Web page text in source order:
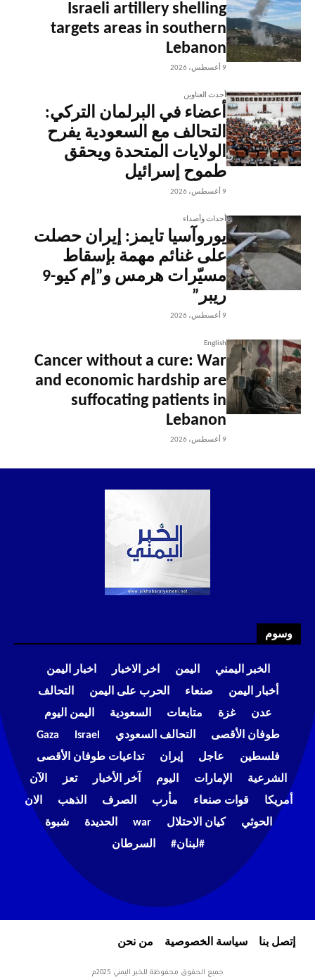
Israeli artillery shelling
targets areas in southern
Lebanon
9 أغسطس، 2026
أحدث العناوين
أعضاء في البرلمان التركي:
التحالف مع السعودية يفرح
الولايات المتحدة ويحقق
طموح إسرائيل
9 أغسطس، 2026
أحداث وأصداء
يوروآسيا تايمز: إيران حصلت
على غنائم مهمة بإسقاط
مسيّرات هرمس و”إم كيو-9
ريبر”
9 أغسطس، 2026
English
Cancer without a cure: War
and economic hardship are
suffocating patients in
Lebanon
9 أغسطس، 2026
وسوم
الخبر اليمني اليمن اخر الاخبار
اخبار اليمن
أخبار اليمن
صنعاء الحرب على اليمن
التحالف
عدن
غزة متابعات السعودية
اليمن اليوم
طوفان الأقصى
التحالف السعودي Israel
Gaza
فلسطين
عاجل إيران
تداعيات طوفان الأقصى
الشرعية
الإمارات اليوم آخر الأخبار تعز
الآن
أمريكا
قوات صنعاء مأرب الصرف الذهب
الان
الحوثي
كيان الاحتلال war الحديدة
شبوة
#لبنان#
السرطان
إتصل بنا سياسة الخصوصية من نحن
جميع الحقوق محفوظة للخبر اليمني 2025م